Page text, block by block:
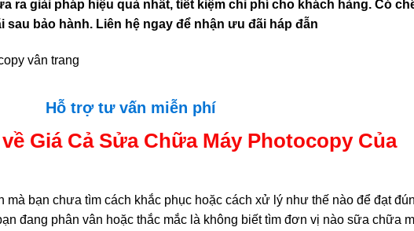
ra giải pháp hiệu quả nhất, tiết kiệm chi phí cho khách hàng. Có
sau bảo hành. Liên hệ ngay để nhận ưu đãi háp đẫn
Hỗ trợ tư vấn miễn phí
Giá Cả Sửa Chữa Máy Photocopy Của
mà bạn chưa tìm cách khắc phục hoặc cách xử lý như thế nào để đạt
đang phân vân hoặc thắc mắc là không biết tìm đơn vị nào sữa chữa